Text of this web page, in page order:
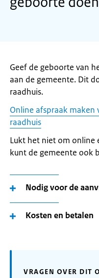
Geef de geboorte van
aan de gemeente. Dit
raadhuis.
Online afspraak maken
raadhuis
Lukt het niet om online
kunt de gemeente ook
Nodig voor de
Kosten en betalen
VRAGEN OVER DIT